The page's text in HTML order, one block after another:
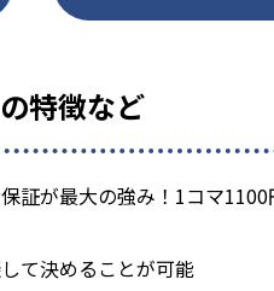
特徴など
証が最大の強み！1コマ
て決めることが可能